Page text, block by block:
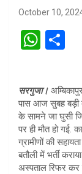
October 10,
W
s
A
p
p
e
सरगुजा।
पास आज सुबह बड़ी
के सामने जा घुसी
पर ही मौत हो गई.
ग्रामीणों की
बतौली में भर्ती
अस्पताल रिफर कर